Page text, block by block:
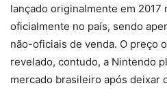
lançado originalmente em 2017
oficialmente no país, sendo
não-oficiais de venda. O preço
revelado, contudo, a Nintendo
mercado brasileiro após deixar